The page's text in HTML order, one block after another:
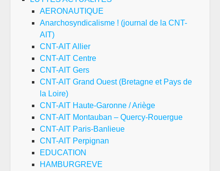
AERONAUTIQUE
Anarchosyndicalisme ! (journal de la CNT-
AIT)
CNT-AIT Allier
CNT-AIT Centre
CNT-AIT Gers
CNT-AIT Grand Ouest (Bretagne et Pays de
la Loire)
CNT-AIT Haute-Garonne / Ariège
CNT-AIT Montauban – Quercy-Rouergue
CNT-AIT Paris-Banlieue
CNT-AIT Perpignan
EDUCATION
HAMBURGREVE